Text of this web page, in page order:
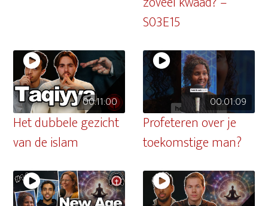
S03E15
00:11:00
Het dubbele gezicht
van de islam
00:01:09
Profeteren over je
toekomstige man?